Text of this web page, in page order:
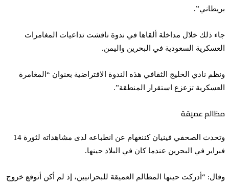
بريطاني”.
جاء ذلك خلال مداخلة ألقاها في ندوة ناقشت تداعيات المغامرات
العسكرية السعودية في البحرين واليمن.
ونظم نادي الخليج الثقافي هذه الندوة الافتراضية بعنوان “المغامرة
العسكرية تزعزع استقرار المنطقة”.
مظالم عميقة
وتحدث الصحفي فينيان كننغهام عن انطباعه لدى مشاهداته لثورة 14
فبراير في البحرين عندما كان في البلاد حينها.
وقال: “أدركت حينها المظالم العميقة للبحرانيين، إذ لم أكن أتوقع خروج